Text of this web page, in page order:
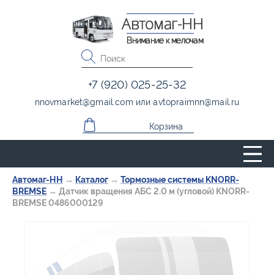
Автомаг-НН → Каталог → Тормозные системы KNORR-
BREMSE → Датчик вращения АБС 2.0 м (угловой) KNORR-
BREMSE 0486000129
Автомаг-НН
Внимание к мелочам
+7 (920) 025-25-32
nnovmarket@gmail.com илиavtopraimnn@mail.ru
Корзина